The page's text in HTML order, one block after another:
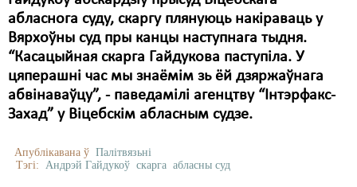
абласнога суду, скаргу плянуюць накіраваць у
Вярхоўны суд пры канцы наступнага тыдня.
“Касацыйная скарга Гайдукова паступіла. У
цяперашні час мы знаёмім зь ёй дзяржаўнага
абвінаваўцу”, - паведамілі агенцтву “Інтэрфакс-
Захад” у Віцебскім абласным судзе.
Апублікавана ў Палітвязьні
Тэгі:
Андрэй Гайдукоў скарга абласны суд